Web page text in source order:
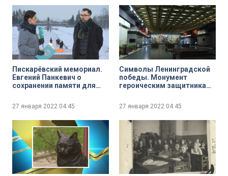
Пискарёвский мемориал.
Евгений Панкевич о
сохранении памяти для
технологий
27 января 2022 04:45
Символы Ленинградской
победы. Монумент
героическим защитникам
27 января 2022 04:45